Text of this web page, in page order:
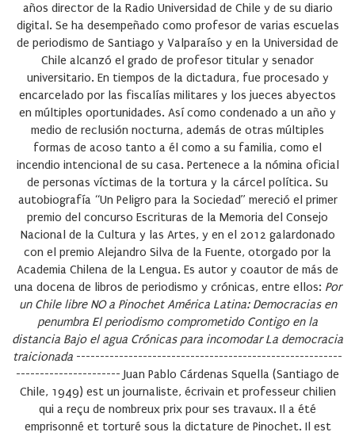
años director de la Radio Universidad de Chile y de su diario
digital. Se ha desempeñado como profesor de varias escuelas
de periodismo de Santiago y Valparaíso y en la Universidad de
Chile alcanzó el grado de profesor titular y senador
universitario. En tiempos de la dictadura, fue procesado y
encarcelado por las fiscalías militares y los jueces abyectos
en múltiples oportunidades. Así como condenado a un año y
medio de reclusión nocturna, además de otras múltiples
formas de acoso tanto a él como a su familia, como el
incendio intencional de su casa. Pertenece a la nómina oficial
de personas víctimas de la tortura y la cárcel política. Su
autobiografía “Un Peligro para la Sociedad” mereció el primer
premio del concurso Escrituras de la Memoria del Consejo
Nacional de la Cultura y las Artes, y en el 2012 galardonado
con el premio Alejandro Silva de la Fuente, otorgado por la
Academia Chilena de la Lengua. Es autor y coautor de más de
una docena de libros de periodismo y crónicas, entre ellos: Por
un Chile libre NO a Pinochet América Latina: Democracias en
penumbra El periodismo comprometido Contigo en la
distancia Bajo el agua Crónicas para incomodar La democracia
traicionada --------------------------------------------------------
---------------------- Juan Pablo Cárdenas Squella (Santiago de
Chile, 1949) est un journaliste, écrivain et professeur chilien
qui a reçu de nombreux prix pour ses travaux. Il a été
emprisonné et torturé sous la dictature de Pinochet. Il est